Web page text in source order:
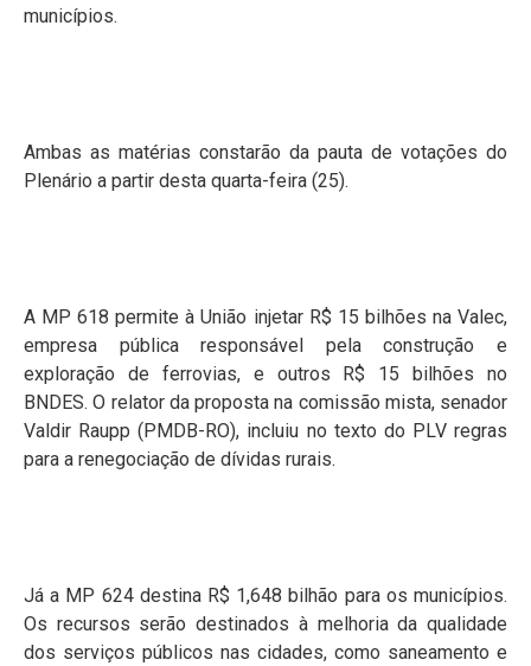
municípios.
Ambas as matérias constarão da pauta de votações do
Plenário a partir desta quarta-feira (25).
A MP 618 permite à União injetar R$ 15 bilhões na Valec,
empresa pública responsável pela construção e
exploração de ferrovias, e outros R$ 15 bilhões no
BNDES. O relator da proposta na comissão mista, senador
Valdir Raupp (PMDB-RO), incluiu no texto do PLV regras
para a renegociação de dívidas rurais.
Já a MP 624 destina R$ 1,648 bilhão para os municípios.
Os recursos serão destinados à melhoria da qualidade
dos serviços públicos nas cidades, como saneamento e